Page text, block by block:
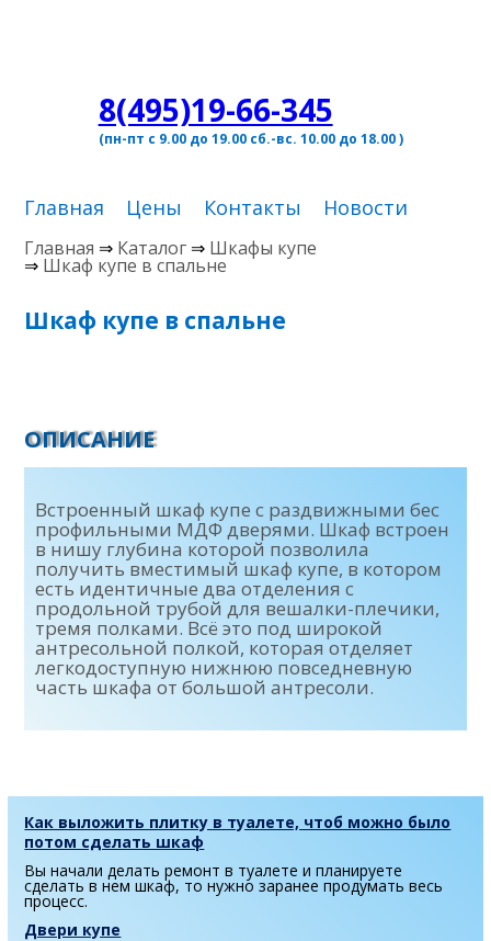
8(495)19-66-345
(пн-пт с 9.00 до 19.00 сб.-вс. 10.00 до 18.00 )
Главная Цены Контакты Новости
Главная ⇒ Каталог ⇒ Шкафы купе
⇒ Шкаф купе в спальне
Шкаф купе в спальне
ОПИСАНИЕ
Встроенный шкаф купе с раздвижными бес
профильными МДФ дверями. Шкаф встроен
в нишу глубина которой позволила
получить вместимый шкаф купе, в котором
есть идентичные два отделения с
продольной трубой для вешалки-плечики,
тремя полками. Всё это под широкой
антресольной полкой, которая отделяет
легкодоступную нижнюю повседневную
часть шкафа от большой антресоли.
Как выложить плитку в туалете, чтоб можно было
потом сделать шкаф
Вы начали делать ремонт в туалете и планируете
сделать в нем шкаф, то нужно заранее продумать весь
процесс.
Двери купе